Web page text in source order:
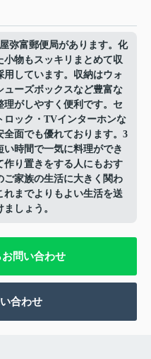
弥富郵便局があります。化
小物もスッキリまとめて収
しています。収納はウォ
ューズボックスなど豊富な
がしやすく便利です。セ
ロック・TVインターホンな
全面でも優れております。3
い時間で一気に料理ができ
作り置きをする人にもおす
ご家族の生活に大きく関わ
れまでよりもよい生活を送
しょう。
問い合わせ
合わせ